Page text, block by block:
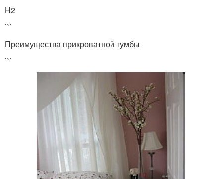
H2
```
Преимущества прикроватной тумбы
```